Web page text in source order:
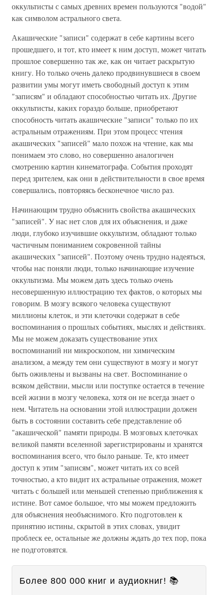
оккультисты с самых древних времен пользуются "водой"
как символом астрального света.
Акашические "записи" содержат в себе картины всего
прошедшего, и тот, кто имеет к ним доступ, может читать
прошлое совершенно так же, как он читает раскрытую
книгу. Но только очень далеко продвинувшиеся в своем
развитии умы могут иметь свободный доступ к этим
"записям" и обладают способностью читать их. Другие
оккультисты, каких гораздо больше, приобретают
способность читать акашические "записи" только по их
астральным отражениям. При этом процесс чтения
акашических "записей" мало похож на чтение, как мы
понимаем это слово, но совершенно аналогичен
смотрению картин кинематографа. События проходят
перед зрителем, как они в действительности в свое время
совершались, повторяясь бесконечное число раз.
Начинающим трудно объяснить свойства акашических
"записей". У нас нет слов для их объяснения, и даже
люди, глубоко изучившие оккультизм, обладают только
частичным пониманием сокровенной тайны
акашических "записей". Поэтому очень трудно надеяться,
чтобы нас поняли люди, только начинающие изучение
оккультизма. Мы можем дать здесь только очень
несовершенную иллюстрацию тех фактов, о которых мы
говорим. В мозгу всякого человека существуют
миллионы клеток, и эти клеточки содержат в себе
воспоминания о прошлых событиях, мыслях и действиях.
Мы не можем доказать существование этих
воспоминаний ни микроскопом, ни химическим
анализом, а между тем они существуют в мозгу и могут
быть оживлены и вызваны на свет. Воспоминание о
всяком действии, мысли или поступке остается в течение
всей жизни в мозгу человека, хотя он не всегда знает о
нем. Читатель на основании этой иллюстрации должен
быть в состоянии составить себе представление об
"акашической" памяти природы. В мозговых клеточках
великой памяти вселенной зарегистрированы и хранятся
воспоминания всего, что было раньше. Те, кто имеет
доступ к этим "записям", может читать их со всей
точностью, а кто видит их астральные отражения, может
читать с большей или меньшей степенью приближения к
истине. Вот самое большое, что мы можем предложить
для объяснения необъяснимого. Кто подготовлен к
принятию истины, скрытой в этих словах, увидит
проблеск ее, остальные же должны ждать до тех пор, пока
не подготовятся.
Более 800 000 книг и аудиокниг! 📚